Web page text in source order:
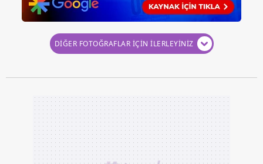
DİĞER FOTOĞRAFLAR İÇİN İLERLEYİNİZ